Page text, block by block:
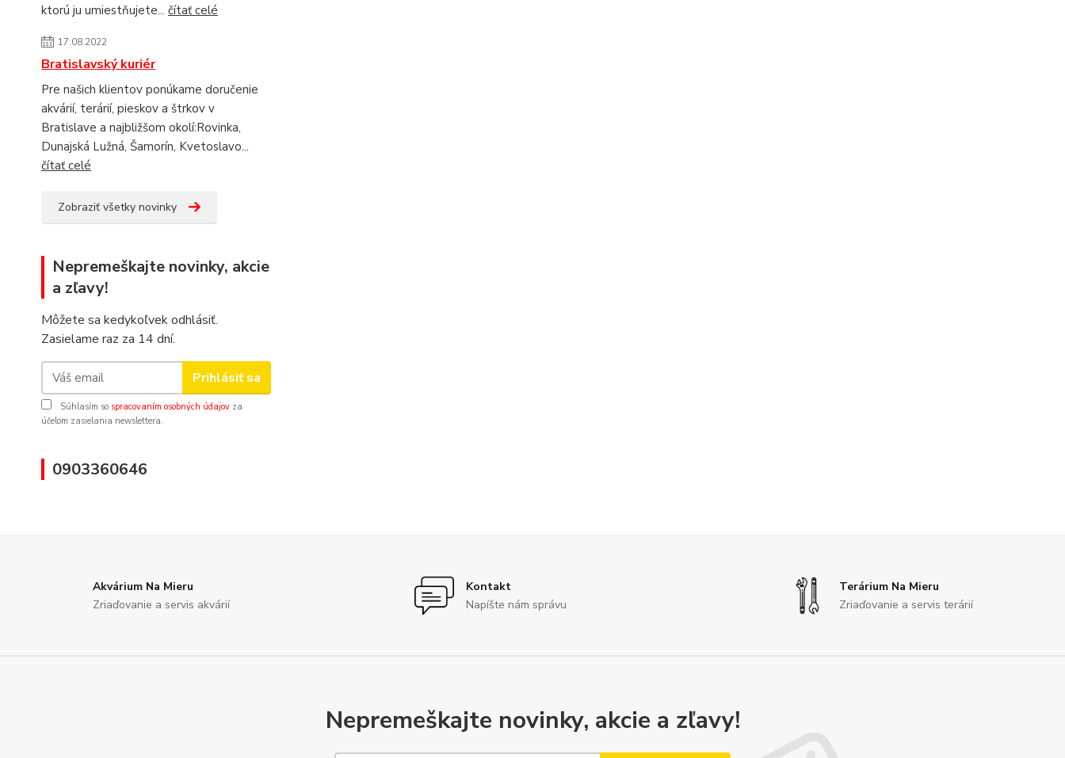
ktorú ju umiestňujete... čítať celé
17.08.2022
Bratislavský kuriér
Pre našich klientov ponúkame doručenie
akvárií, terárií, pieskov a štrkov v
Bratislave a najbližšom okolí:Rovinka,
Dunajská Lužná, Šamorín, Kvetoslavo...
čítať celé
Zobraziť všetky novinky
Nepremeškajte novinky, akcie
a zľavy!
Môžete sa kedykoľvek odhlásiť.
Zasielame raz za 14 dní.
Prihlásiť sa
Súhlasím so spracovaním osobných údajov za
účelom zasielania newslettera.
0903360646
Akvárium Na Mieru
Zriaďovanie a servis akvárií
Kontakt
Napíšte nám správu
Terárium Na Mieru
Zriaďovanie a servis terárií
Nepremeškajte novinky, akcie a zľavy!